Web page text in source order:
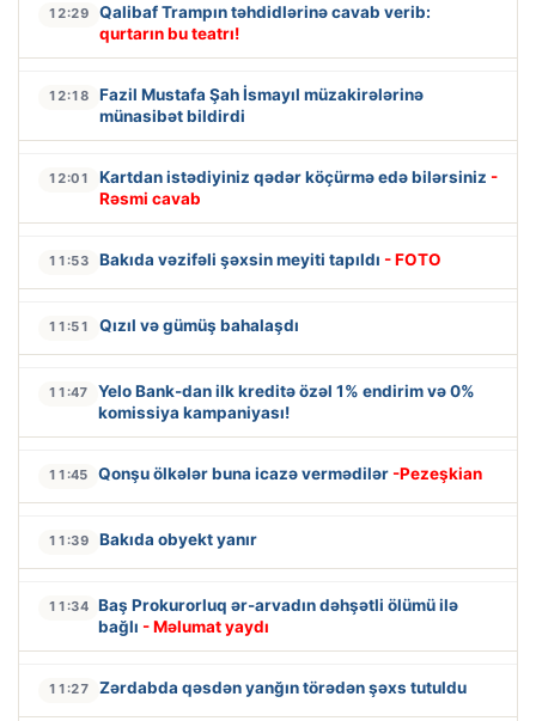
12:29
Qalibaf Trampın təhdidlərinə cavab verib:
qurtarın bu teatrı!
12:18
Fazil Mustafa Şah İsmayıl müzakirələrinə
münasibət bildirdi
12:01 Kartdan istədiyiniz qədər köçürmə edə bilərsiniz -
Rəsmi cavab
11:53 Bakıda vəzifəli şəxsin meyiti tapıldı - FOTO
11:51 Qızıl və gümüş bahalaşdı
11:47
Yelo Bank-dan ilk kreditə özəl 1% endirim və 0%
komissiya kampaniyası!
11:45 Qonşu ölkələr buna icazə vermədilər -Pezeşkian
11:39 Bakıda obyekt yanır
11:34 Baş Prokurorluq ər-arvadın dəhşətli ölümü ilə
bağlı - Məlumat yaydı
11:27 Zərdabda qəsdən yanğın törədən şəxs tutuldu